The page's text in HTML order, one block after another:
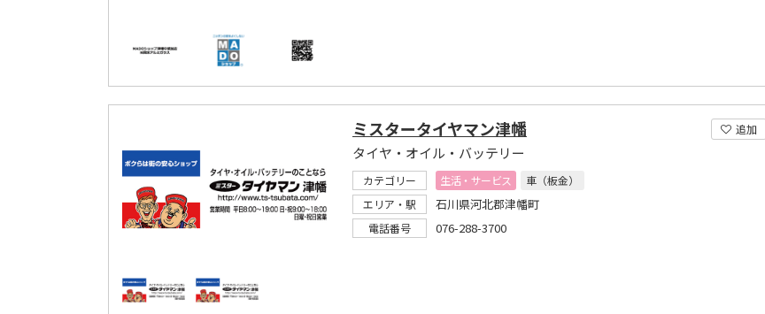
追加
ミスタータイヤマン津幡
タイヤ・オイル・バッテリー
カテゴリー 生活・サービス
車（板金）
エリア・駅
石川県河北郡津幡町
電話番号 076-288-3700